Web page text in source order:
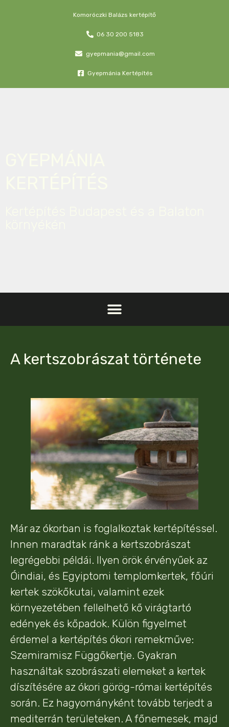
Komoróczki Balázs kertépítő
06 30 200 5183
gyepmania@gmail.com
Gyepmánia Kertépítés
A kertszobrászat története
Már az ókorban is foglalkoztak kertépítéssel.
Innen maradtak ránk a kertszobrászat
legrégebbi példái. Ilyen örök érvényűek az
Óindiai, és Egyiptomi templomkertek, főúri
kertek szökőkutai, valamint ezek
környezetében fellelhető kő virágtartó
edények és kőpadok. Külön figyelmet
érdemel a kertépítés ókori remekműve:
Szemiramisz Függőkertje. Gyakran
használtak szobrászati elemeket a kertek
díszítésére az ókori görög-római kertépítés
során. Ez hagyományként tovább terjedt a
mediterrán területeken. A főnemesek, majd